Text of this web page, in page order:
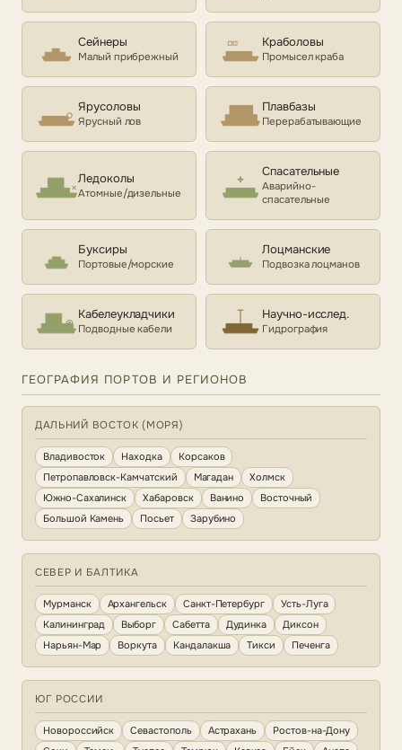
Сейнеры
Малый прибрежный
Краболовы
Промысел краба
Ярусоловы
Ярусный лов
Плавбазы
Перерабатывающие
Ледоколы
Атомные/дизельные
Спасательные
Аварийно-
спасательные
Буксиры
Портовые/морские
Лоцманские
Подвозка лоцманов
Кабелеукладчики
Подводные кабели
Научно-исслед.
Гидрография
ГЕОГРАФИЯ ПОРТОВ И РЕГИОНОВ
ДАЛЬНИЙ ВОСТОК (МОРЯ)
Владивосток Находка
Корсаков
Петропавловск-Камчатский
Магадан
Холмск
Южно-Сахалинск
Хабаровск Ванино
Восточный
Большой Камень
Посьет Зарубино
СЕВЕР И БАЛТИКА
Мурманск Архангельск Санкт-Петербург
Усть-Луга
Калининград
Выборг Сабетта Дудинка
Диксон
Нарьян-Мар
Воркута Кандалакша Тикси Печенга
ЮГ РОССИИ
Новороссийск Севастополь Астрахань
Ростов-на-Дону